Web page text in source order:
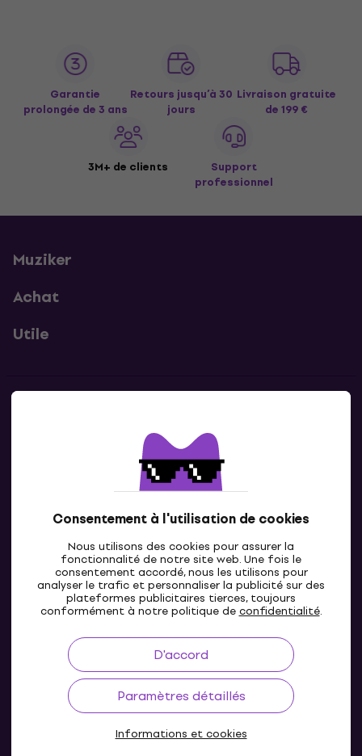
Consentement à l'utilisation de cookies
Nous utilisons des cookies pour assurer la
fonctionnalité de notre site web. Une fois le
consentement accordé, nous les utilisons pour
analyser le trafic et personnaliser la publicité sur des
plateformes publicitaires tierces, toujours
conformément à notre politique deconfidentialité.
D'accord
Paramètres détaillés
Informations et cookies
Garantie
prolongée de 3 ans
Retours jusqu’à 30
jours
Livraison gratuite
de 199 €
3M+ de clients
Support
professionnel
Muziker
Achat
Utile
Contacte nous
LU